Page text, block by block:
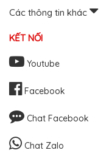
Các thông tin khác
KẾT NỐI
Youtube
Facebook
Chat Facebook
Chat Zalo